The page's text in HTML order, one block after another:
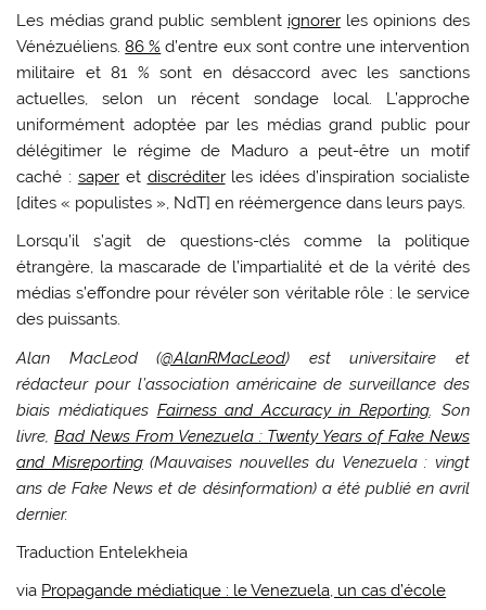
Les médias grand public semblent ignorerles opinions des
Vénézuéliens.86 % d’entre eux sont contre une intervention
militaire et 81 % sont en désaccord avec les sanctions
actuelles, selon un récent sondage local. L’approche
uniformément adoptée par les médias grand public pour
délégitimer le régime de Maduro a peut-être un motif
caché : saperet discréditerles idées d’inspiration socialiste
[dites « populistes », NdT] en réémergence dans leurs pays.
Lorsqu’il s’agit de questions-clés comme la politique
étrangère, la mascarade de l’impartialité et de la vérité des
médias s’effondre pour révéler son véritable rôle : le service
des puissants.
Alan MacLeod (@AlanRMacLeod) est universitaire et
rédacteur pour l’association américaine de surveillance des
biais médiatiques Fairness and Accuracy in Reporting. Son
livre,Bad News From Venezuela : Twenty Years of Fake News
and Misreporting(Mauvaises nouvelles du Venezuela : vingt
ans de Fake News et de désinformation) a été publié en avril
dernier.
Traduction Entelekheia
via Propagande médiatique : le Venezuela, un cas d’école